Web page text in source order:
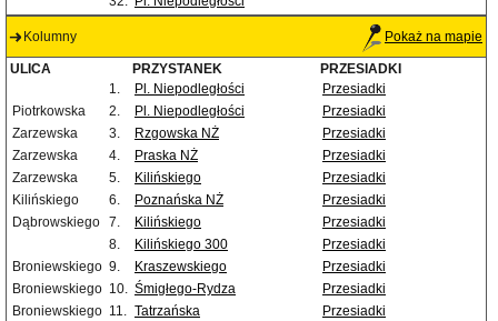
Kolumny Pokaż na mapie
ULICA PRZYSTANEK
PRZESIADKI
1.
Pl. Niepodległości
Przesiadki
Piotrkowska
2. Pl. Niepodległości
Przesiadki
Zarzewska
3. Rzgowska NŻ
Przesiadki
Zarzewska
4. Praska NŻ
Przesiadki
Zarzewska
5. Kilińskiego
Przesiadki
Kilińskiego
6. Poznańska NŻ
Przesiadki
Dąbrowskiego 7. Kilińskiego
Przesiadki
8.
Kilińskiego 300
Przesiadki
Broniewskiego 9. Kraszewskiego
Przesiadki
Broniewskiego 10. Śmigłego-Rydza
Przesiadki
Broniewskiego 11. Tatrzańska
Przesiadki